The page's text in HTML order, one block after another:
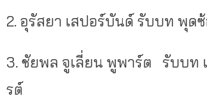
2. อุรัสยา เสปอร์บันด์ รับบท พุด
3. ชัยพล จูเลี่ยน พูพาร์ต
รับบท
รต์